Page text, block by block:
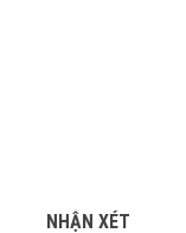
NHẬN XÉT